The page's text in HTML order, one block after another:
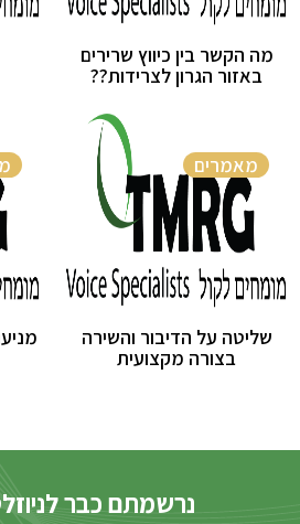
מה הקשר בין כיווץ שרירים
באזור הגרון לצרידות??
מאמרים
שליטה על הדיבור והשירה
בצורה מקצועית
נרשמתם כבר